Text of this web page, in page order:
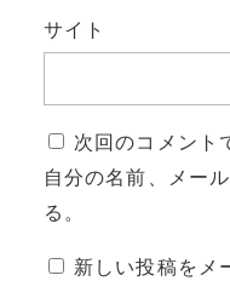
サイト
次回のコメント
自分の名前、メー
る。
新しい投稿をメ